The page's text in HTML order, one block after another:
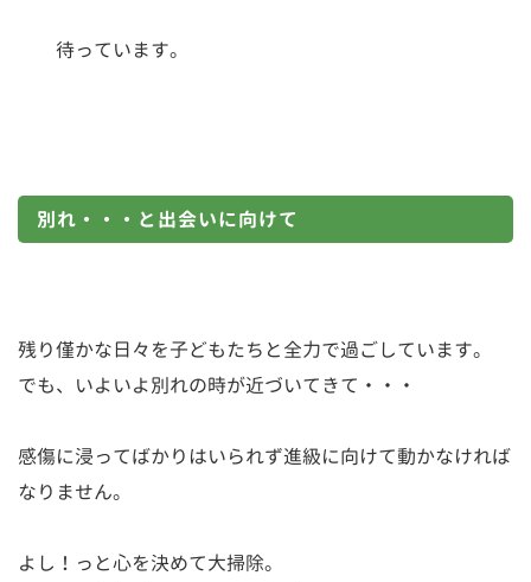
待っています。
別れ・・・と出会いに向けて
残り僅かな日々を子どもたちと全力で過ごしています。
でも、いよいよ別れの時が近づいてきて・・・
感傷に浸ってばかりはいられず進級に向けて動かなければ
なりません。
よし！っと心を決めて大掃除。